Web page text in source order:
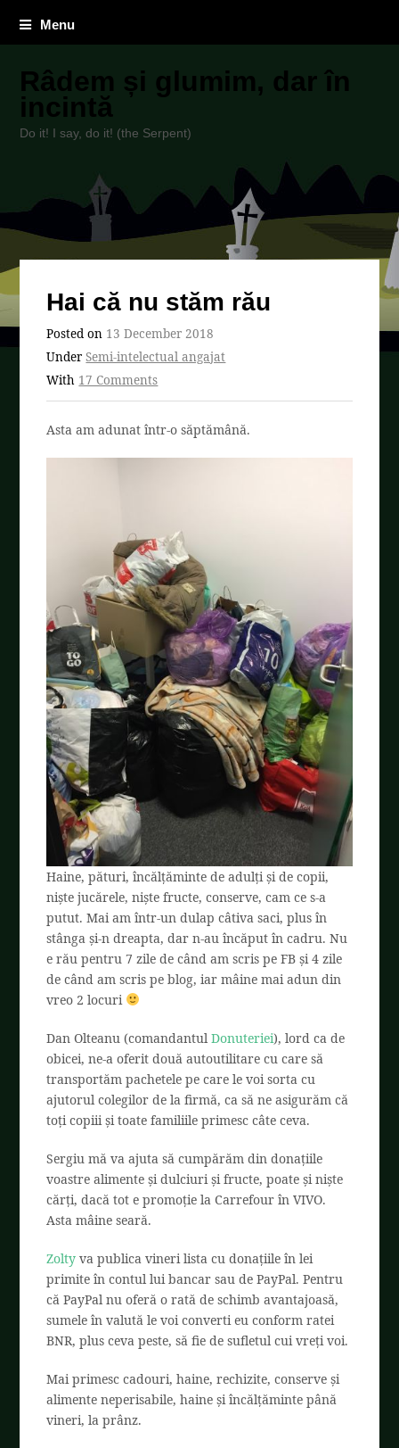
Menu
Râdem și glumim, dar în
incintă
Do it! I say, do it! (the Serpent)
Hai că nu stăm rău
Posted on 13 December 2018
UnderSemi-intelectual angajat
With 17 Comments
Asta am adunat într-o săptămână.
Haine, pături, încălțăminte de adulți și de copii,
niște jucărele, niște fructe, conserve, cam ce s-a
putut. Mai am într-un dulap câtiva saci, plus în
stânga și-n dreapta, dar n-au încăput în cadru. Nu
e rău pentru 7 zile de când am scris pe FB și 4 zile
de când am scris pe blog, iar mâine mai adun din
vreo 2 locuri
Dan Olteanu (comandantulDonuteriei), lord ca de
obicei, ne-a oferit două autoutilitare cu care să
transportăm pachetele pe care le voi sorta cu
ajutorul colegilor de la firmă, ca să ne asigurăm că
toți copiii și toate familiile primesc câte ceva.
Sergiu mă va ajuta să cumpărăm din donațiile
voastre alimente și dulciuri și fructe, poate și niște
cărți, dacă tot e promoție la Carrefour în VIVO.
Asta mâine seară.
Zolty va publica vineri lista cu donațiile în lei
primite în contul lui bancar sau de PayPal. Pentru
că PayPal nu oferă o rată de schimb avantajoasă,
sumele în valută le voi converti eu conform ratei
BNR, plus ceva peste, să fie de sufletul cui vreți voi.
Mai primesc cadouri, haine, rechizite, conserve și
alimente neperisabile, haine și încălțăminte până
vineri, la prânz.